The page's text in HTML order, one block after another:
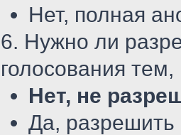
Нет, полная
6. Нужно ли
голосования
Нет, не
Да, разрешить